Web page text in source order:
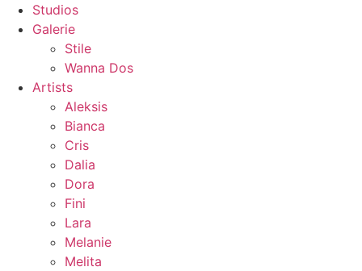
Studios
Galerie
Stile
Wanna Dos
Artists
Aleksis
Bianca
Cris
Dalia
Dora
Fini
Lara
Melanie
Melita